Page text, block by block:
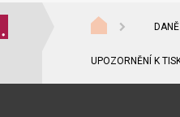
DANĚ
UPOZORNĚNÍ K